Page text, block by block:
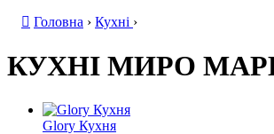
Головна › Кухні ›
КУХНІ МИРО
Glory Кухня